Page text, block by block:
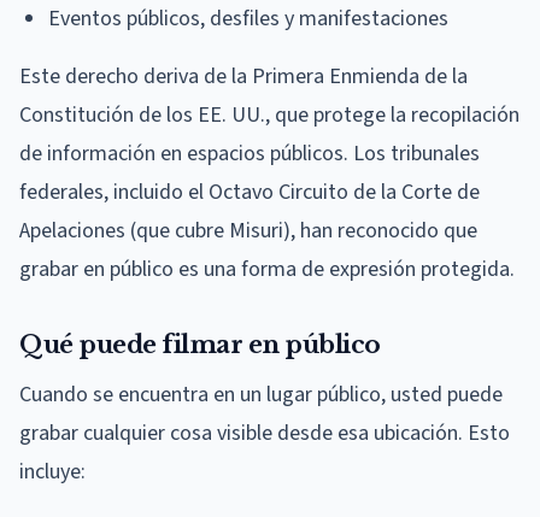
Eventos públicos, desfiles y manifestaciones
Este derecho deriva de la Primera Enmienda de la
Constitución de los EE. UU., que protege la recopilación
de información en espacios públicos. Los tribunales
federales, incluido el Octavo Circuito de la Corte de
Apelaciones (que cubre Misuri), han reconocido que
grabar en público es una forma de expresión protegida.
Qué puede filmar en público
Cuando se encuentra en un lugar público, usted puede
grabar cualquier cosa visible desde esa ubicación. Esto
incluye: